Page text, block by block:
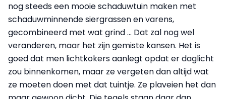
nog steeds een mooie schaduwtuin maken met
schaduwminnende siergrassen en varens,
gecombineerd met wat grind ... Dat zal nog wel
veranderen, maar het zijn gemiste kansen. Het is
goed dat men lichtkokers aanlegt opdat er daglicht
zou binnenkomen, maar ze vergeten dan altijd wat
ze moeten doen met dat tuintje. Ze plaveien het dan